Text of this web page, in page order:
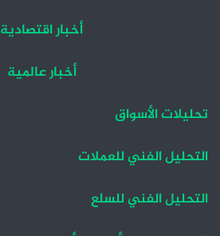
أخبار اقتصادية
أخبار عالمية
تحليلات الأسواق
التحليل الفني للعملات
التحليل الفني للسلع